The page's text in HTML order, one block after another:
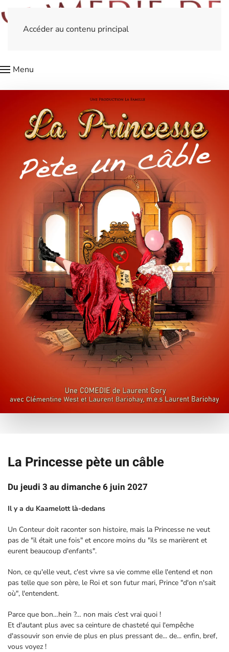
Accéder au contenu principal
Menu
La Princesse pète un câble
Du jeudi 3 au dimanche 6 juin 2027
Il y a du Kaamelott là-dedans
Un Conteur doit raconter son histoire, mais la Princesse ne veut
pas de "il était une fois" et encore moins du "ils se marièrent et
eurent beaucoup d'enfants".
Non, ce qu'elle veut, c'est vivre sa vie comme elle l'entend et non
pas telle que son père, le Roi et son futur mari, Prince "d'on n'sait
où", l'entendent.
Parce que bon…hein ?… non mais c’est vrai quoi !
Et d'autant plus avec sa ceinture de chasteté qui l'empêche
d'assouvir son envie de plus en plus pressant de... de... enfin, bref,
vous voyez !